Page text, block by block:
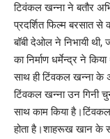
टिवंकल खन्ना ने बतौर
प्रदर्शित फिल्म बरसात
बॉबी देओल ने निभायी
का निर्माण धर्मेन्द्र ने
साथ ही टिंवकल खन्ना के
टिंवकल खन्ना उन गिनी
साथ काम किया
होता है।शाहरूख खान के